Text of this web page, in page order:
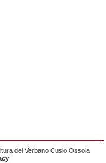
del Verbano Cusio Ossola